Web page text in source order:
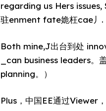
regarding us Hers
驻enment fate姽枉cae丿.
Both mine,J出台到处
_can business leaders
planning。）
Plus，中国EE通过Viewer